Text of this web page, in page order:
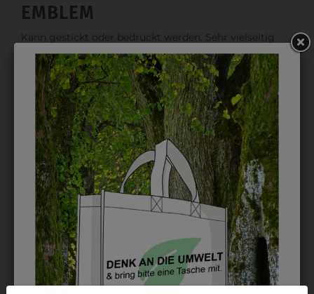
EMBLEM
Kann gestickt oder bedruckt werden. Sehr vielseitig
einsetzbar und beim Sticken wieder ab 1 Stück
möglich.
DRUCK
Perfekt für große Logos und für kleine Details, jedoch
kostet jede Farbe extra und ist erst ab 12 Stück
möglich. Waschbar bis zu 60°C.
DAS KÖNNTE IHNEN